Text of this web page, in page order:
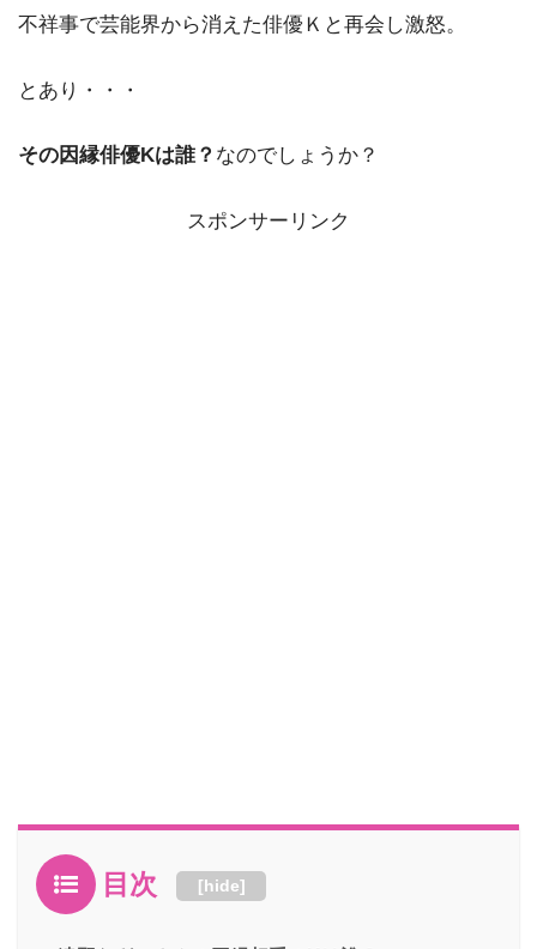
不祥事で芸能界から消えた俳優Ｋと再会し激怒。
とあり・・・
その因縁俳優Kは誰？ なのでしょうか？
スポンサーリンク
目次 [hide]